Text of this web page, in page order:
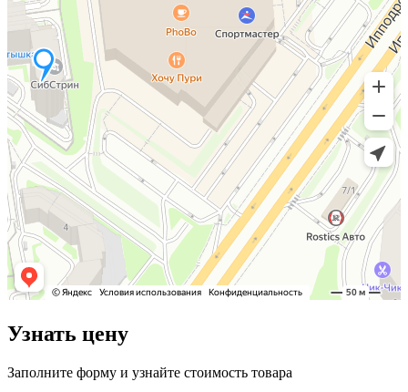
Узнать цену
Заполните форму и узнайте стоимость товара